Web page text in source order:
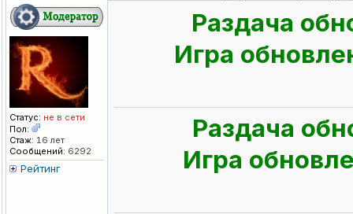
Статус: не в сети
Пол:
Стаж: 16 лет
Сообщений: 6292
Рейтинг
Раздача
Игра
Раздача
Игра